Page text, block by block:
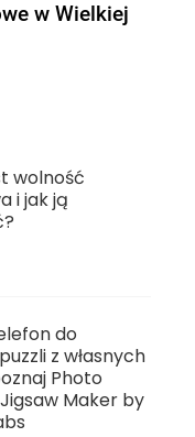
w Wielkiej
wolność
i jak ją
do
z własnych
Photo
Maker by